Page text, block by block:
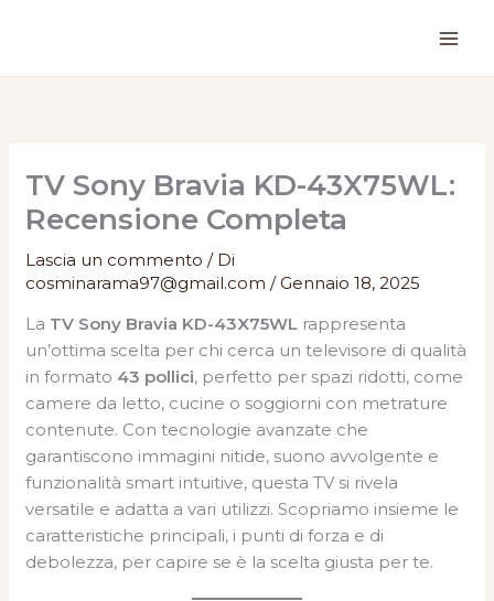
TV Sony Bravia KD-43X75WL:
Recensione Completa
Lascia un commento / Di
cosminarama97@gmail.com/Gennaio 18, 2025
La TV Sony Bravia KD-43X75WL rappresenta
un’ottima scelta per chi cerca un televisore di qualità
in formato 43 pollici, perfetto per spazi ridotti, come
camere da letto, cucine o soggiorni con metrature
contenute. Con tecnologie avanzate che
garantiscono immagini nitide, suono avvolgente e
funzionalità smart intuitive, questa TV si rivela
versatile e adatta a vari utilizzi. Scopriamo insieme le
caratteristiche principali, i punti di forza e di
debolezza, per capire se è la scelta giusta per te.